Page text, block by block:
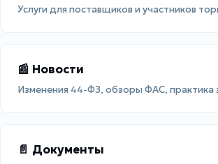
Услуги для поставщиков и участников
📰 Новости
Изменения 44-ФЗ, обзоры ФАС, практика
📄 Документы